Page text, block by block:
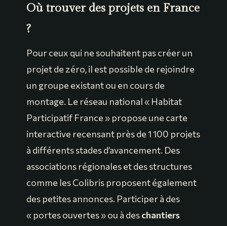
Où trouver des projets en France
?
Pour ceux qui ne souhaitent pas créer un
projet de zéro, il est possible de rejoindre
un groupe existant ou en cours de
montage. Le réseau national « Habitat
Participatif France » propose une carte
interactive recensant près de 1 100 projets
à différents stades d’avancement. Des
associations régionales et des structures
comme les Colibris proposent également
des petites annonces. Participer à des
« portes ouvertes » ou à deschantiers